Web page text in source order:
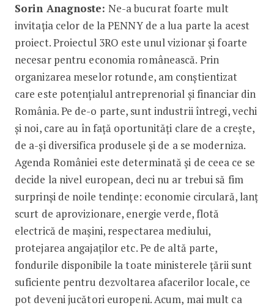
Sorin Anagnoste: Ne-a bucurat foarte mult
invitația celor de la PENNY de a lua parte la acest
proiect. Proiectul 3RO este unul vizionar și foarte
necesar pentru economia românească. Prin
organizarea meselor rotunde, am conștientizat
care este potențialul antreprenorial și financiar din
România. Pe de-o parte, sunt industrii întregi, vechi
şi noi, care au în față oportunități clare de a crește,
de a-și diversifica produsele și de a se moderniza.
Agenda României este determinată și de ceea ce se
decide la nivel european, deci nu ar trebui să fim
surprinși de noile tendințe: economie circulară, lanț
scurt de aprovizionare, energie verde, flotă
electrică de mașini, respectarea mediului,
protejarea angajaților etc. Pe de altă parte,
fondurile disponibile la toate ministerele țării sunt
suficiente pentru dezvoltarea afacerilor locale, ce
pot deveni jucători europeni. Acum, mai mult ca